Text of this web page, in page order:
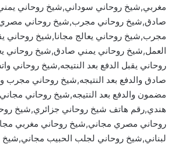
مغربي,شيخ روحاني سوداني,شيخ روحاني
صادق,شيخ روحاني مجرب,شيخ روحاني
مجرب,شيخ روحاني يعالج مجانا,شيخ روحاني
العمل,شيخ روحاني يمني صادق,شيخ روحاني
روحاني يقبل الدفع بعد النتيجه,شيخ روحاني
صادق والدفع بعد النتيجه,شيخ روحاني
مضمون والدفع بعد النتيجه,شيخ روحاني
هندي,رقم هاتف شيخ روحاني جزائري,شيخ
روحاني مصري مجاني,شيخ روحاني مغربي
لبناني,شيخ روحاني لجلب الحبيب